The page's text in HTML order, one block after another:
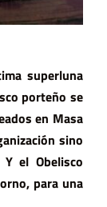
superluna
porteño se
en Masa
sino
el Obelisco
para una